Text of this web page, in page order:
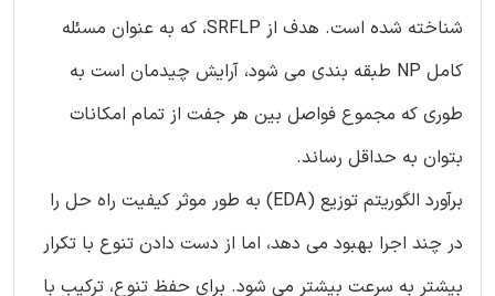
شناخته شده است. هدف از SRFLP، که به عنوان مسئله
کامل NP طبقه بندی می شود، آرایش چیدمان است به
طوری که مجموع فواصل بین هر جفت از تمام امکانات
بتوان به حداقل رساند.
برآورد الگوریتم توزیع (EDA) به طور موثر کیفیت راه حل را
در چند اجرا بهبود می دهد، اما از دست دادن تنوع با تکرار
بیشتر به سرعت بیشتر می شود. برای حفظ تنوع، ترکیب با